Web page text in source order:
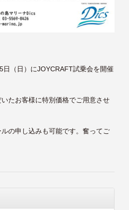
日（日）にJOYCRAFT試乗会を開催
たお客様に特別価格でご用意させ
の申し込みも可能です。奮ってご